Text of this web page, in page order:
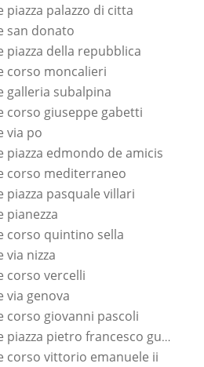
palazzo di citta
san donato
della repubblica
corso moncalieri
galleria subalpina
corso giuseppe gabetti
via po
edmondo de amicis
corso mediterraneo
pasquale villari
pianezza
corso quintino sella
nizza
corso vercelli
via genova
corso giovanni pascoli
affittare bilocale piazza pietro francesco guala
corso vittorio emanuele ii